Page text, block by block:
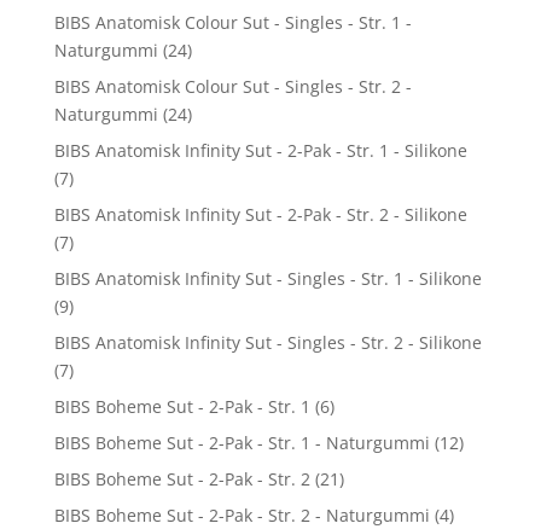
BIBS Anatomisk Colour Sut - Singles - Str. 1 -
Naturgummi (24)
BIBS Anatomisk Colour Sut - Singles - Str. 2 -
Naturgummi (24)
BIBS Anatomisk Infinity Sut - 2-Pak - Str. 1 - Silikone
(7)
BIBS Anatomisk Infinity Sut - 2-Pak - Str. 2 - Silikone
(7)
BIBS Anatomisk Infinity Sut - Singles - Str. 1 - Silikone
(9)
BIBS Anatomisk Infinity Sut - Singles - Str. 2 - Silikone
(7)
BIBS Boheme Sut - 2-Pak - Str. 1 (6)
BIBS Boheme Sut - 2-Pak - Str. 1 - Naturgummi (12)
BIBS Boheme Sut - 2-Pak - Str. 2 (21)
BIBS Boheme Sut - 2-Pak - Str. 2 - Naturgummi (4)